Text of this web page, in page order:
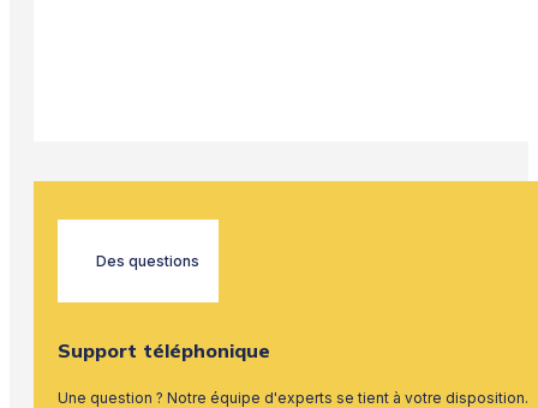
Des questions
Support téléphonique
Une question ? Notre équipe d'experts se tient à votre disposition.